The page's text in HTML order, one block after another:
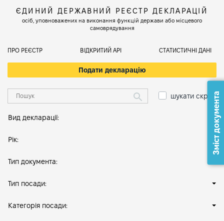
ЄДИНИЙ ДЕРЖАВНИЙ РЕЄСТР ДЕКЛАРАЦІЙ
осіб, уповноважених на виконання функцій держави або місцевого
самоврядування
ПРО РЕЄСТР ВІДКРИТИЙ АРІ СТАТИСТИЧНІ ДАНІ
Подати декларацію
шукати скрізь
Вид декларації:
Рік:
Тип документа:
Тип посади:
Категорія посади:
Зміст документа